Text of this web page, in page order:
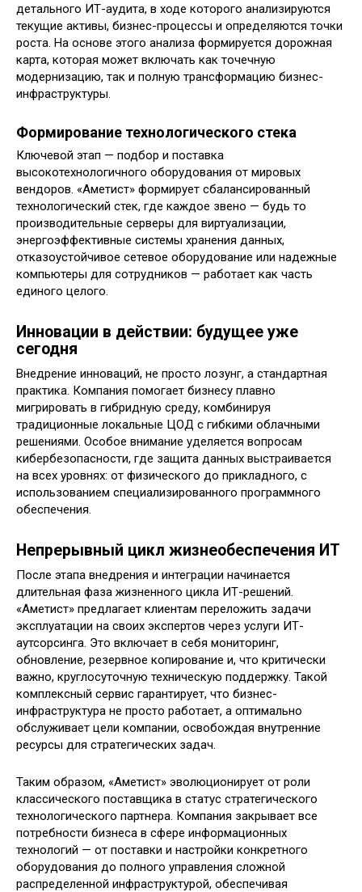
детального ИТ-аудита, в ходе которого анализируются
текущие активы, бизнес-процессы и определяются точки
роста. На основе этого анализа формируется дорожная
карта, которая может включать как точечную
модернизацию, так и полную трансформацию бизнес-
инфраструктуры.
Формирование технологического стека
Ключевой этап — подбор и поставка
высокотехнологичного оборудования от мировых
вендоров. «Аметист» формирует сбалансированный
технологический стек, где каждое звено — будь то
производительные серверы для виртуализации,
энергоэффективные системы хранения данных,
отказоустойчивое сетевое оборудование или надежные
компьютеры для сотрудников — работает как часть
единого целого.
Инновации в действии: будущее уже
сегодня
Внедрение инноваций, не просто лозунг, а стандартная
практика. Компания помогает бизнесу плавно
мигрировать в гибридную среду, комбинируя
традиционные локальные ЦОД с гибкими облачными
решениями. Особое внимание уделяется вопросам
кибербезопасности, где защита данных выстраивается
на всех уровнях: от физического до прикладного, с
использованием специализированного программного
обеспечения.
Непрерывный цикл жизнеобеспечения ИТ
После этапа внедрения и интеграции начинается
длительная фаза жизненного цикла ИТ-решений.
«Аметист» предлагает клиентам переложить задачи
эксплуатации на своих экспертов через услуги ИТ-
аутсорсинга. Это включает в себя мониторинг,
обновление, резервное копирование и, что критически
важно, круглосуточную техническую поддержку. Такой
комплексный сервис гарантирует, что бизнес-
инфраструктура не просто работает, а оптимально
обслуживает цели компании, освобождая внутренние
ресурсы для стратегических задач.
Таким образом, «Аметист» эволюционирует от роли
классического поставщика в статус стратегического
технологического партнера. Компания закрывает все
потребности бизнеса в сфере информационных
технологий — от поставки и настройки конкретного
оборудования до полного управления сложной
распределенной инфраструктурой, обеспечивая